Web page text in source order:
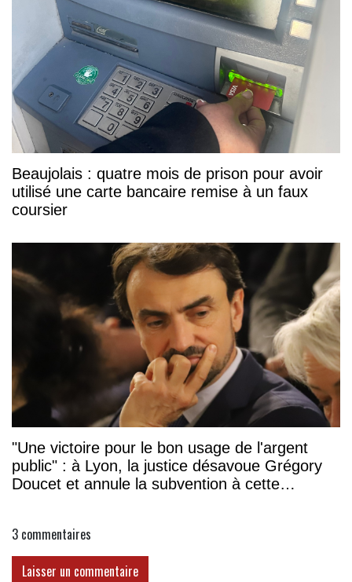
Beaujolais : quatre mois de prison pour avoir
utilisé une carte bancaire remise à un faux
coursier
"Une victoire pour le bon usage de l'argent
public" : à Lyon, la justice désavoue Grégory
Doucet et annule la subvention à cette
3 commentaires
Laisser un commentaire